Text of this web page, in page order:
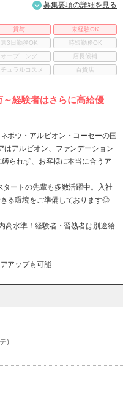
募集要項の詳細を見る
賞与
未経験OK
週3日勤務OK
時短勤務OK
オープニング
店長候補
チュラルコスメ 百貨店
経験者はさらに高給優
ボウ・アルビオン・コーセーの国
はアルビオン、ファンデーション
られず、お客様に本当に合うア
ートの先輩も多数活躍中。入社
る環境をご準備しております◎
高水準！経験者・習熟者は別途給
アップも可能
)